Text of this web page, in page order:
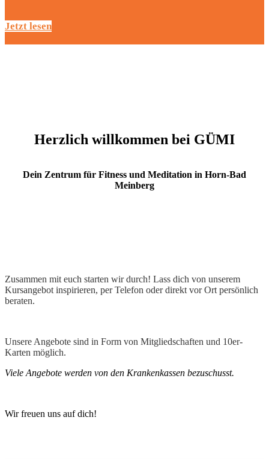
Jetzt lesen
Herzlich willkommen bei GÜMI
Dein Zentrum für Fitness und Meditation in Horn-Bad
Meinberg
Zusammen mit euch starten wir durch! Lass dich von unserem
Kursangebot inspirieren, per Telefon oder direkt vor Ort persönlich
beraten.
Unsere Angebote sind in Form von Mitgliedschaften und 10er-
Karten möglich.
Viele Angebote werden von den Krankenkassen bezuschusst.
Wir freuen uns auf dich!